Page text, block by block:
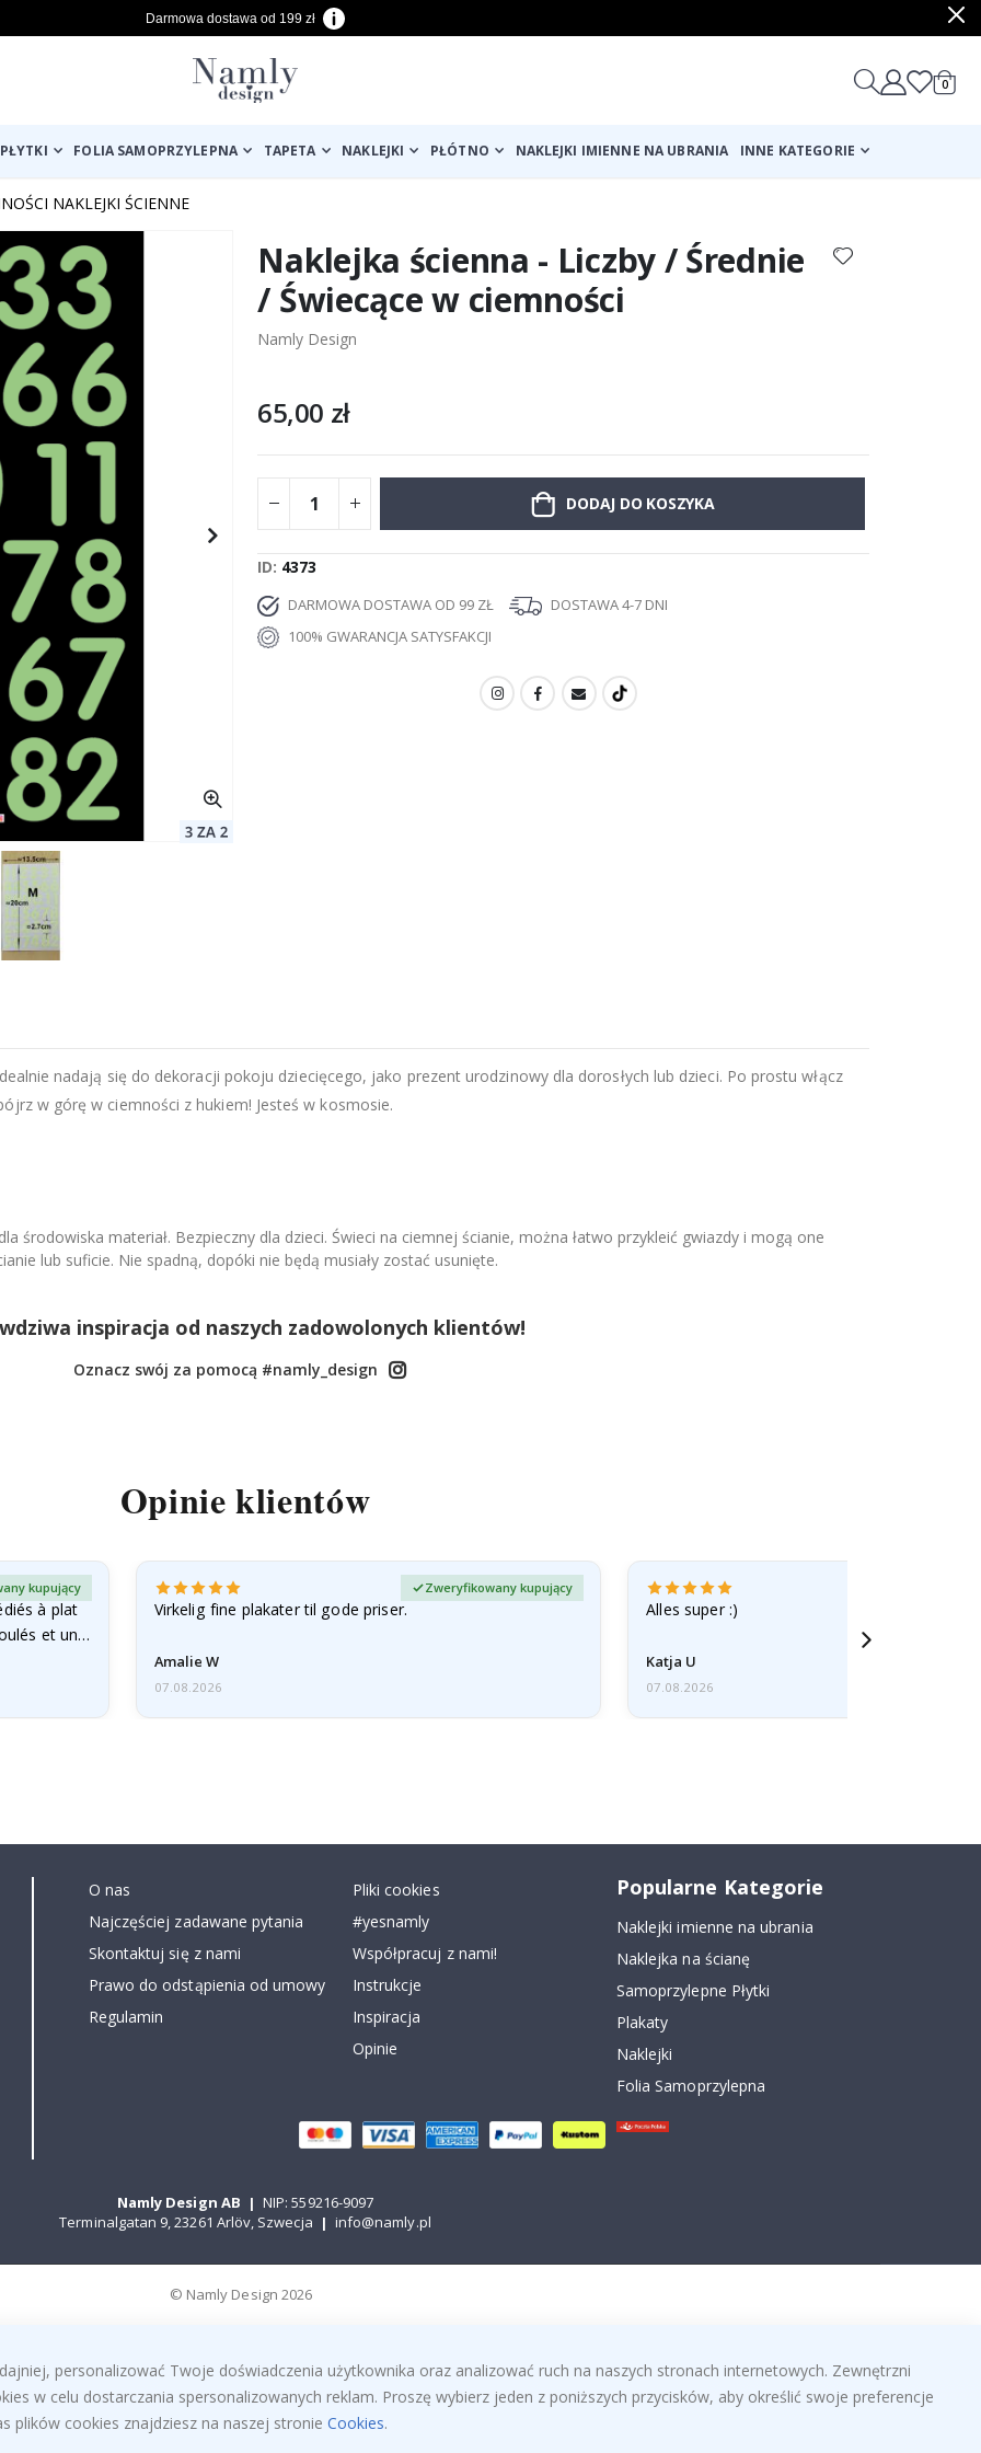
Darmowa dostawa od 199 zł
Cart
0
FOLIA SAMOPRZYLEPNA TAPETA NAKLEJKI PŁÓTNO NAKLEJKI IMIENNE NA UBRANIA INNE KATEGORIE
NAKLEJKI ŚCIENNE
Naklejka ścienna - Liczby / Średnie
/ Świecące w ciemności
Namly Design
65,00 zł
DODAJ DO KOSZYKA
ID 4373
DARMOWA DOSTAWA OD 99 ZŁ
DOSTAWA 4-7 DNI
100% GWARANCJA SATYSFAKCJI
nadają się do dekoracji pokoju dziecięcego, jako prezent urodzinowy dla dorosłych lub dzieci. Po prostu włącz
w górę w ciemności z hukiem! Jesteś w kosmosie.
środowiska materiał. Bezpieczny dla dzieci. Świeci na ciemnej ścianie, można łatwo przykleić gwiazdy i mogą one
lub suficie. Nie spadną, dopóki nie będą musiały zostać usunięte.
inspiracja od naszych zadowolonych klientów!
Oznacz swój za pomocą #namly_design
Opinie klientów
à plat
et un…
kupujący
Virkelig fine plakater til gode priser.
Amalie W
Zweryfikowany kupujący
07.08.2026
Alles super :)
Katja U
07.08.2026
O nas
Najczęściej zadawane pytania
Skontaktuj się z nami
Prawo do odstąpienia od umowy
Regulamin
Pliki cookies
#yesnamly
Współpracuj z nami!
Instrukcje
Inspiracja
Opinie
Popularne Kategorie
Naklejki imienne na ubrania
Naklejka na ścianę
Samoprzylepne Płytki
Plakaty
Naklejki
Folia Samoprzylepna
Namly Design AB | NIP: 559216-9097
Terminalgatan 9, 23261 Arlöv, Szwecja | info@namly.pl
© Namly Design 2026
personalizować Twoje doświadczenia użytkownika oraz analizować ruch na naszych stronach internetowych. Zewnętrzni
w celu dostarczania spersonalizowanych reklam. Proszę wybierz jeden z poniższych przycisków, aby określić swoje preferencje
plików cookies znajdziesz na naszej stronie Cookies.